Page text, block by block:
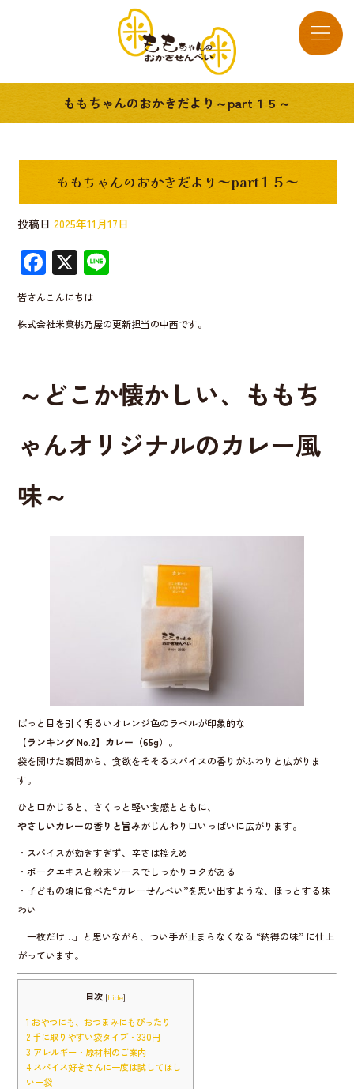
ももちゃんのおかきだより～part１５～
ももちゃんのおかきだより～part１５～
投稿日 2025年11月17日
F
ac
e
b
o
k
X
e
皆さんこんにちは
株式会社米菓桃乃屋の更新担当の中西です。
～どこか懐かしい、ももち
ゃんオリジナルのカレー風
味～
ぱっと目を引く明るいオレンジ色のラベルが印象的な
【ランキング No.2】カレー（65g） 。
袋を開けた瞬間から、食欲をそそるスパイスの香りがふわりと広がりま
す。
ひと口かじると、さくっと軽い食感とともに、
やさしいカレーの香りと旨みがじんわり口いっぱいに広がります。
・スパイスが効きすぎず、辛さは控えめ
・ポークエキスと粉末ソースでしっかりコクがある
・子どもの頃に食べた“カレーせんべい”を思い出すような、ほっとする味
わい
「一枚だけ…」と思いながら、つい手が止まらなくなる “納得の味” に仕上
がっています。
目次 [hide]
1 おやつにも、おつまみにもぴったり
2手に取りやすい袋タイプ・330円
3 アレルギー・原材料のご案内
4 スパイス好きさんに一度は試してほし
い一袋